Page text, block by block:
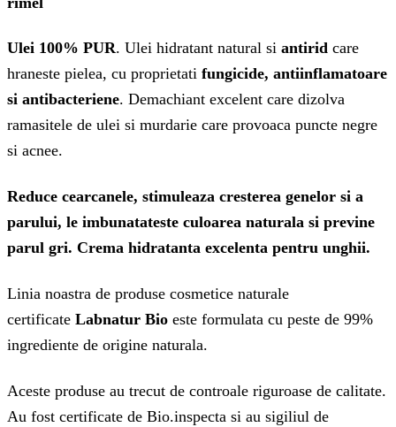
Ulei 100% PUR. Ulei hidratant natural si antirid care
hraneste pielea, cu proprietati fungicide, antiinflamatoare
si antibacteriene. Demachiant excelent care dizolva
ramasitele de ulei si murdarie care provoaca puncte negre
si acnee.
Reduce cearcanele, stimuleaza cresterea genelor si a
parului, le imbunatateste culoarea naturala si previne
parul gri. Crema hidratanta excelenta pentru unghii.
Linia noastra de produse cosmetice naturale
certificate Labnatur Bio este formulata cu peste de 99%
ingrediente de origine naturala.
Aceste produse au trecut de controale riguroase de calitate.
Au fost certificate de Bio.inspecta si au sigiliul de